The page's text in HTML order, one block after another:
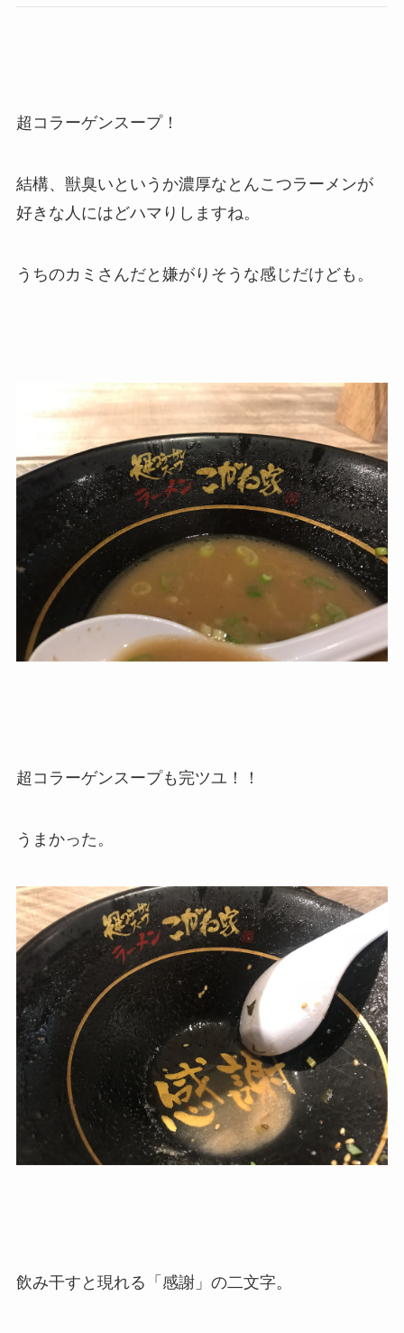
超コラーゲンスープ！
結構、獣臭いというか濃厚なとんこつラーメンが
好きな人にはどハマりしますね。
うちのカミさんだと嫌がりそうな感じだけども。
超コラーゲンスープも完ツユ！！
うまかった。
飲み干すと現れる「感謝」の二文字。